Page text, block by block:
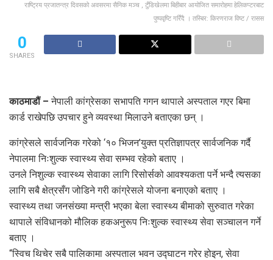
राष्ट्रिय प्रजातन्त्र दिवसको अवसरमा सैनिक मञ्च , टुँडिखेलमा बिहीबार आयोजित समारोहमा हेलिकप्टरबाट
पुष्पवृष्टि गरिँदै । तस्बिर: किरणराज विष्ट / रासस
0
SHARES
काठमाडौं – नेपाली कांग्रेसका सभापति गगन थापाले अस्पताल गएर बिमा
कार्ड राखेपछि उपचार हुने व्यवस्था मिलाउने बताएका छन् ।
कांग्रेसले सार्वजनिक गरेको ‘१० भिजन’युक्त प्रतिज्ञापत्र सार्वजनिक गर्दै
नेपालमा निःशुल्क स्वास्थ्य सेवा सम्भव रहेको बताए ।
उनले निशुल्क स्वास्थ्य सेवाका लागि रिसोर्सको आवश्यकता पर्ने भन्दै त्यसका
लागि सबै क्षेत्रसँग जोडिने गरी कांग्रेसले योजना बनाएको बताए ।
स्वास्थ्य तथा जनसंख्या मन्त्री भएका बेला स्वास्थ्य बीमाको सुरुवात गरेका
थापाले संविधानको मौलिक हकअनुरूप निःशुल्क स्वास्थ्य सेवा सञ्चालन गर्ने
बताए ।
“स्विच थिचेर सबै पालिकामा अस्पताल भवन उद्घाटन गरेर होइन, सेवा